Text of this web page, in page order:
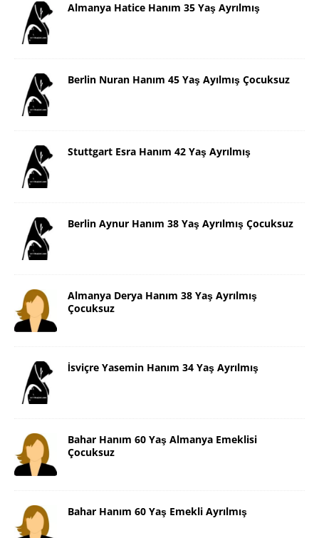
Almanya Hatice Hanım 35 Yaş Ayrılmış
Berlin Nuran Hanım 45 Yaş Ayılmış Çocuksuz
Stuttgart Esra Hanım 42 Yaş Ayrılmış
Berlin Aynur Hanım 38 Yaş Ayrılmış Çocuksuz
Almanya Derya Hanım 38 Yaş Ayrılmış
Çocuksuz
İsviçre Yasemin Hanım 34 Yaş Ayrılmış
Bahar Hanım 60 Yaş Almanya Emeklisi
Çocuksuz
Bahar Hanım 60 Yaş Emekli Ayrılmış